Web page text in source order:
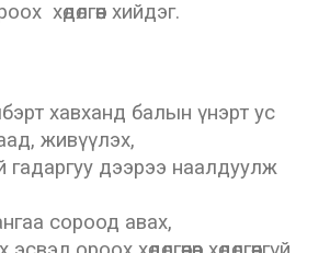
хөдөлгөөн хийдэг.
хавханд балын үнэрт ус
живүүлэх,
гадаргуу дээрээ наалдуулж
ангаа сороод авах,